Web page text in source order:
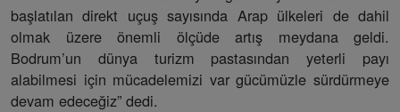
başlatılan direkt uçuş sayısında Arap ülkeleri de dahil
olmak üzere önemli ölçüde artış meydana geldi.
Bodrum’un dünya turizm pastasından yeterli payı
alabilmesi için mücadelemizi var gücümüzle sürdürmeye
devam edeceğiz” dedi.